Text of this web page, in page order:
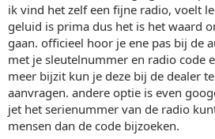
ik vind het zelf een fijne radio, voelt
geluid is prima dus het is het waard
gaan. officieel hoor je ene pas bij de
met je sleutelnummer en radio code
meer bijzit kun je deze bij de dealer
aanvragen. andere optie is even
jet het serienummer van de radio
mensen dan de code bijzoeken.